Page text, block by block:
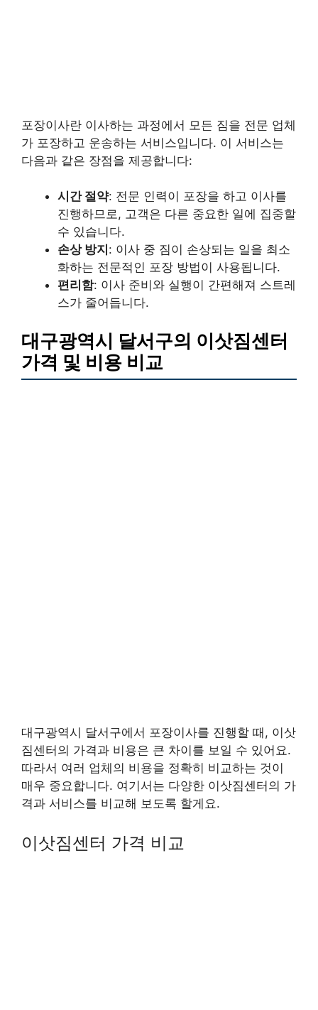
포장이사란 이사하는 과정에서 모든 짐을 전문 업체
가 포장하고 운송하는 서비스입니다. 이 서비스는
다음과 같은 장점을 제공합니다:
시간 절약: 전문 인력이 포장을 하고 이사를
진행하므로, 고객은 다른 중요한 일에 집중할
수 있습니다.
손상 방지 : 이사 중 짐이 손상되는 일을 최소
화하는 전문적인 포장 방법이 사용됩니다.
편리함: 이사 준비와 실행이 간편해져 스트레
스가 줄어듭니다.
대구광역시 달서구의 이삿짐센터
가격 및 비용 비교
대구광역시 달서구에서 포장이사를 진행할 때, 이삿
짐센터의 가격과 비용은 큰 차이를 보일 수 있어요.
따라서 여러 업체의 비용을 정확히 비교하는 것이
매우 중요합니다. 여기서는 다양한 이삿짐센터의 가
격과 서비스를 비교해 보도록 할게요.
이삿짐센터 가격 비교